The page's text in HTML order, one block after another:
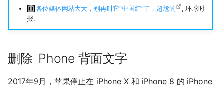
各位媒体网站大大，别再叫它“中国红”了，超尬的
, 环球时
报.
删除 iPhone 背面文字
2017年9月，苹果停止在 iPhone X 和 iPhone 8 的 iPhone